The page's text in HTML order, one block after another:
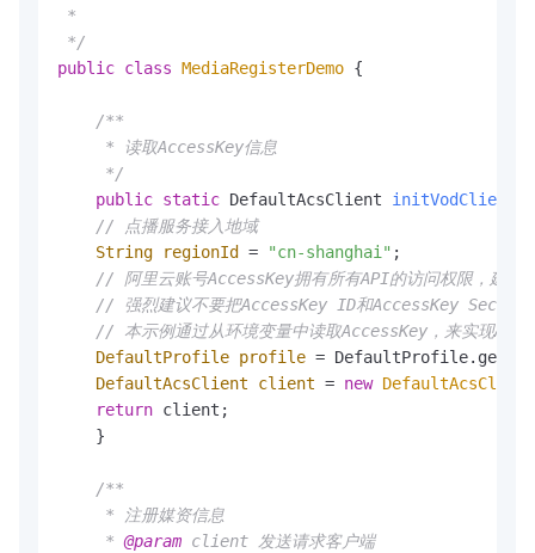
*
*/
public class MediaRegisterDemo {
/**
     * 读取AccessKey信息
     */
public static DefaultAcsClient initVodClient
// 点播服务接入地域
String
regionId = "cn-shanghai" ;
// 阿里云账号AccessKey拥有所有API的访问权限，建议
// 强烈建议不要把AccessKey ID和AccessKey Secret保
// 本示例通过从环境变量中读取AccessKey，来实现API访
DefaultProfile profile =
DefaultAcsClient
client = new DefaultAcsClient
return client;
    }
/**
     * 注册媒资信息
     *
@param client 发送请求客户端